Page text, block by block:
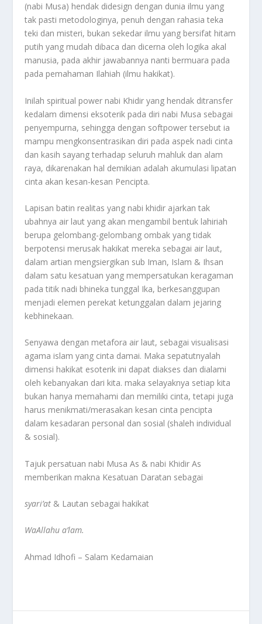
(nabi Musa) hendak didesign dengan dunia ilmu yang
tak pasti metodologinya, penuh dengan rahasia teka
teki dan misteri, bukan sekedar ilmu yang bersifat hitam
putih yang mudah dibaca dan dicerna oleh logika akal
manusia, pada akhir jawabannya nanti bermuara pada
pada pemahaman Ilahiah (ilmu hakikat).
Inilah spiritual power nabi Khidir yang hendak ditransfer
kedalam dimensi eksoterik pada diri nabi Musa sebagai
penyempurna, sehingga dengan softpower tersebut ia
mampu mengkonsentrasikan diri pada aspek nadi cinta
dan kasih sayang terhadap seluruh mahluk dan alam
raya, dikarenakan hal demikian adalah akumulasi lipatan
cinta akan kesan-kesan Pencipta.
Lapisan batin realitas yang nabi khidir ajarkan tak
ubahnya air laut yang akan mengambil bentuk lahiriah
berupa gelombang-gelombang ombak yang tidak
berpotensi merusak hakikat mereka sebagai air laut,
dalam artian mengsiergikan sub Iman, Islam & Ihsan
dalam satu kesatuan yang mempersatukan keragaman
pada titik nadi bhineka tunggal Ika, berkesanggupan
menjadi elemen perekat ketunggalan dalam jejaring
kebhinekaan.
Senyawa dengan metafora air laut, sebagai visualisasi
agama islam yang cinta damai. Maka sepatutnyalah
dimensi hakikat esoterik ini dapat diakses dan dialami
oleh kebanyakan dari kita. maka selayaknya setiap kita
bukan hanya memahami dan memiliki cinta, tetapi juga
harus menikmati/merasakan kesan cinta pencipta
dalam kesadaran personal dan sosial (shaleh individual
& sosial).
Tajuk persatuan nabi Musa As & nabi Khidir As
memberikan makna Kesatuan Daratan sebagai
syari’at & Lautan sebagai hakikat
WaAllahu a’lam.
Ahmad Idhofi – Salam Kedamaian